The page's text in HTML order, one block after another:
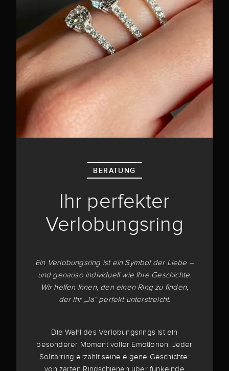
BERATUNG
Ihr perfekter
Verlobungsring
Ein Verlobungsring ist ein Symbol der Liebe –
und genauso individuell wie Ihre Geschichte.
Wir helfen Ihnen, den einen Ring zu finden,
der Ihr „Ja“ perfekt unterstreicht.
Die Wahl des Verlobungsrings ist ein
besonderer Moment voller Emotionen. Jeder
Solitärring erzählt seine eigene Geschichte:
von zarten Ringschienen über funkelnde